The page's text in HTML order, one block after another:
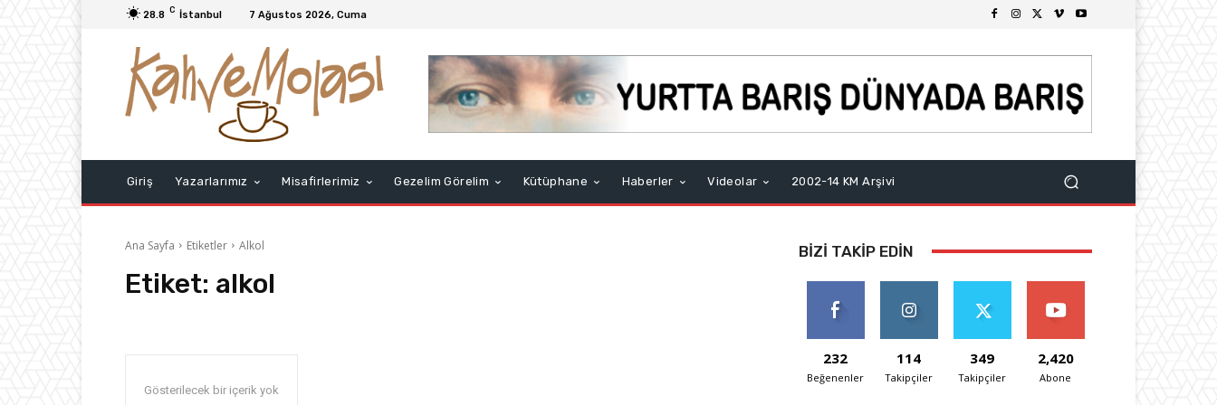
28.8 C İstanbul 7 Ağustos 2026, Cuma
Giriş Yazarlarımız Misafirlerimiz Gezelim Görelim Kütüphane Haberler Videolar 2002-14 KM Arşivi
Ana Sayfa Etiketler Alkol
Etiket: alkol
Gösterilecek bir içerik yok
BIZI TAKIP EDIN
232
Beğenenler
114
Takipçiler
349
Takipçiler
2,420
Abone